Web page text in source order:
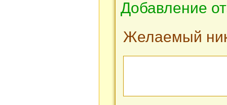
Добавление
Желаемый